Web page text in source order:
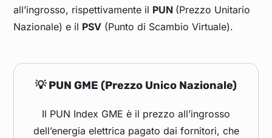
all’ingrosso, rispettivamente il PUN (Prezzo Unitario
Nazionale) e il PSV (Punto di Scambio Virtuale).
💡 PUN GME (Prezzo Unico Nazionale)
Il PUN Index GME è il prezzo all’ingrosso
dell’energia elettrica pagato dai fornitori, che